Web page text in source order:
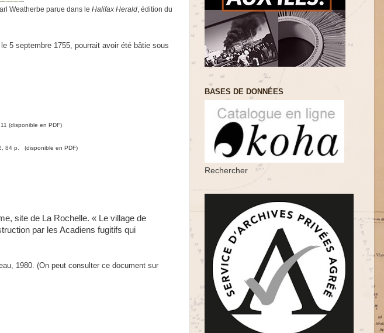
Weatherbe parue dans le Halifax Herald, édition du
5 septembre 1755, pourrait avoir été bâtie sous
(disponible en PDF)
84 p. (disponible en PDF)
site de La Rochelle. « Le village de
par les Acadiens fugitifs qui
1980. (On peut consulter ce document sur
BASES DE DONNÉES
Rechercher